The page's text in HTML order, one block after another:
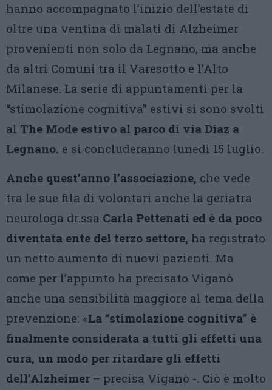
hanno accompagnato l’inizio dell’estate di
oltre una ventina di malati di Alzheimer
provenienti non solo da Legnano, ma anche
da altri Comuni tra il Varesotto e l’Alto
Milanese. La serie di appuntamenti per la
“stimolazione cognitiva” estivi si sono svolti
al The Mode estivo al parco di via Diaz a
Legnano. e si concluderanno lunedì 15 luglio.
Anche quest’anno l’associazione, che vede
tra le sue fila di volontari anche la geriatra
neurologa dr.ssa Carla Pettenati ed è da poco
diventata ente del terzo settore, ha registrato
un netto aumento di nuovi pazienti. Ma
come per l’appunto ha precisato Viganò
anche una sensibilità maggiore al tema della
prevenzione: «La “stimolazione cognitiva” è
finalmente considerata a tutti gli effetti una
cura, un modo per ritardare gli effetti
dell’Alzheimer – precisa Viganò -. Ciò è molto